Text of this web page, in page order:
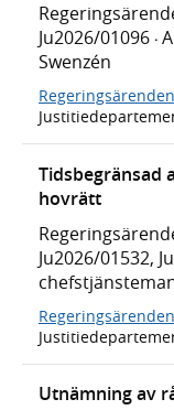
Ju2026/01096 ·
Swenzén
Tidsbegränsad
hovrätt
Ju2026/01532,
Utnämning av